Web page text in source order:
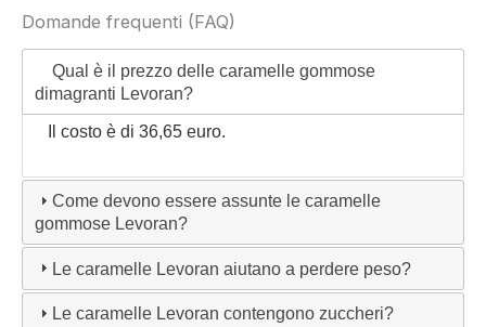
Domande frequenti (FAQ)
Qual è il prezzo delle caramelle gommose
dimagranti Levoran?
Il costo è di 36,65 euro.
Come devono essere assunte le caramelle
gommose Levoran?
Le caramelle Levoran aiutano a perdere peso?
Le caramelle Levoran contengono zuccheri?